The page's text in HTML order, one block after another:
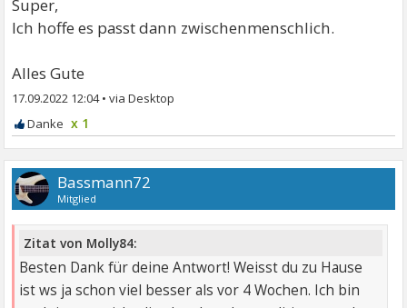
Super,
Ich hoffe es passt dann zwischenmenschlich.
Alles Gute
17.09.2022 12:04•
x 1
Bassmann72
Mitglied
Zitat von Molly84:
Besten Dank für deine Antwort! Weisst du zu Hause
ist ws ja schon viel besser als vor 4 Wochen. Ich bin